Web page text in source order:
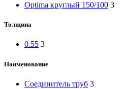
Optima круглый 150/100 3
Толщина
0.55 3
Наименование
Соединитель труб 3